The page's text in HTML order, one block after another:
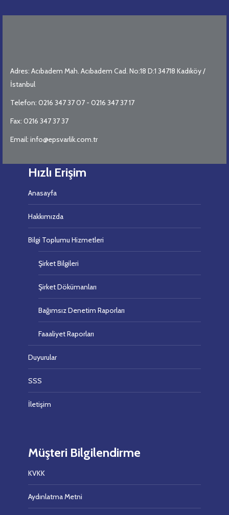
Adres: Acıbadem Mah. Acıbadem Cad. No:18 D:1 34718 Kadıköy /
İstanbul
Telefon: 0216 347 37 07 - 0216 347 37 17
Fax: 0216 347 37 37
Email: info@epsvarlik.com.tr
Hızlı Erişim
Anasayfa
Hakkımızda
Bilgi Toplumu Hizmetleri
Şirket Bilgileri
Şirket Dökümanları
Bağımsız Denetim Raporları
Faaaliyet Raporları
Duyurular
SSS
İletişim
Müşteri Bilgilendirme
KVKK
Aydınlatma Metni